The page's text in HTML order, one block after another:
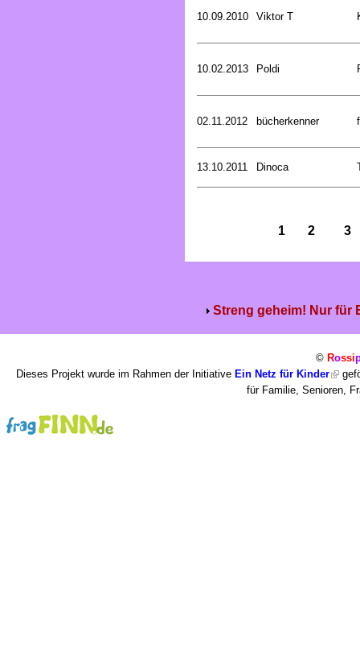
10.09.2010 Viktor T
10.02.2013 Poldi
02.11.2012 bücherkenner
13.10.2011 Dinoca
1 2 3
Streng geheim! Nur für
© Rossi
Dieses Projekt wurde im Rahmen der Initiative Ein Netz für Kinder
für Familie, Senioren,